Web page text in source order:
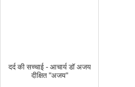
दर्द की सच्चाई - आचार्य डॉ अजय
दीक्षित "अजय"